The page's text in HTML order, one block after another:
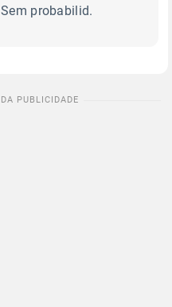
Sem probabilid.